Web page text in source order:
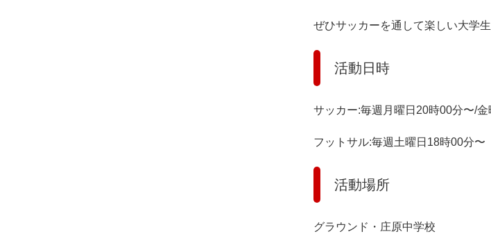
ぜひサッカーを通して楽しい大学
活動日時
サッカー:毎週月曜日20時00分〜/
フットサル:毎週土曜日18時00分〜
活動場所
グラウンド・庄原中学校